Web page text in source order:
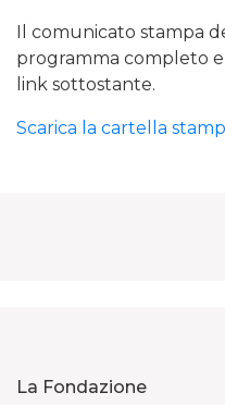
Il comunicato stampa
programma completo e
link sottostante.
Scarica la cartella
La Fondazione